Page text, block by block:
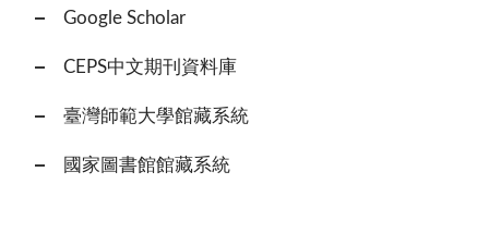
Google Scholar
CEPS中文期刊資料庫
臺灣師範大學館藏系統
國家圖書館館藏系統